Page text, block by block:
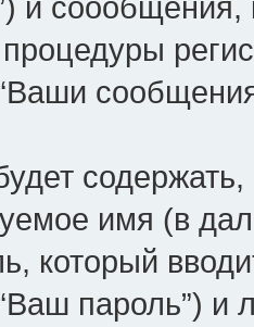
имя (в
который
пароль”) и